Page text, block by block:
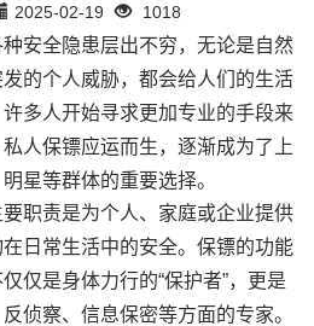
2025-02-19 1018
安全隐患层出不穷，无论是自然
的个人威胁，都会给人们的生活
多人开始寻求更加专业的手段来
人保镖应运而生，逐渐成为了上
星等群体的重要选择。
职责是为个人、家庭或企业提供
日常生活中的安全。保镖的功能
仅是身体力行的“保护者”，更是
侦察、信息保密等方面的专家。